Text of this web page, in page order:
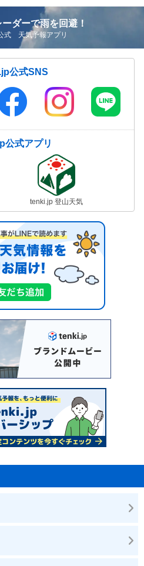
ダーで雨を回避！
式 天気予報アプリ
公式SNS
公式アプリ
tenki.jp 登山天気